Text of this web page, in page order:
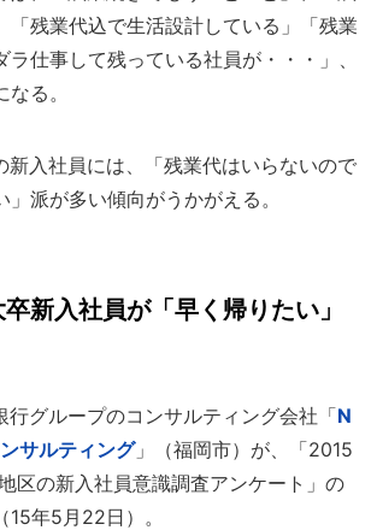
「残業代込で生活設計している」「残業
仕事して残っている社員が・・・」、
る。
入社員には、「残業代はいらないので
派が多い傾向がうかがえる。
新入社員が「早く帰りたい」
グループのコンサルティング会社「N
サルティング」（福岡市）が、「2015
区の新入社員意識調査アンケート」の
年5月22日）。